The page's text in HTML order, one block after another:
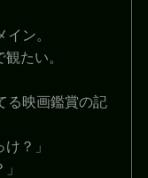
ン。
たい。
る映画鑑賞の記
？」